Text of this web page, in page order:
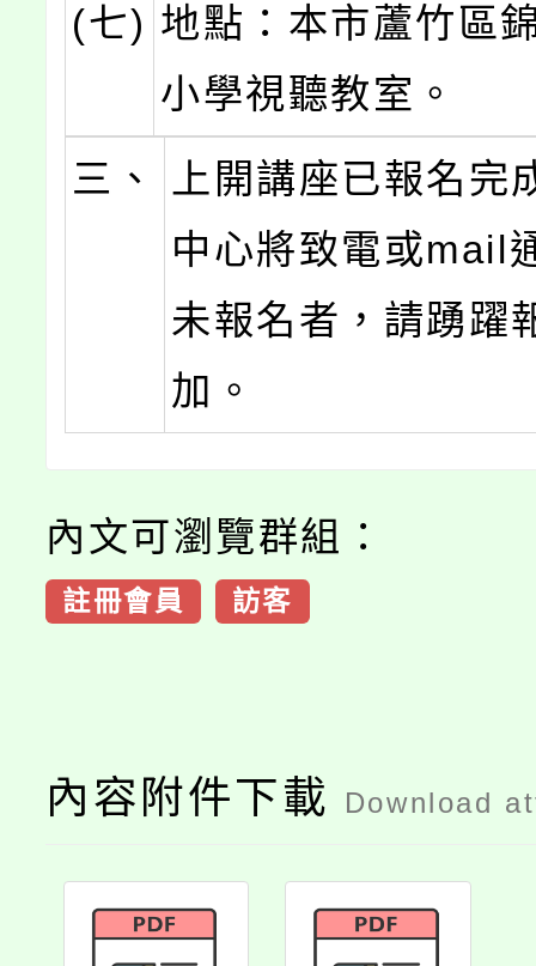
(七) 地點：本市蘆竹區
小學視聽教室。
三、
上開講座已報名完
中心將致電或mail
未報名者，請踴躍
加。
內文可瀏覽群組：
註冊會員 訪客
內容附件下載 Download